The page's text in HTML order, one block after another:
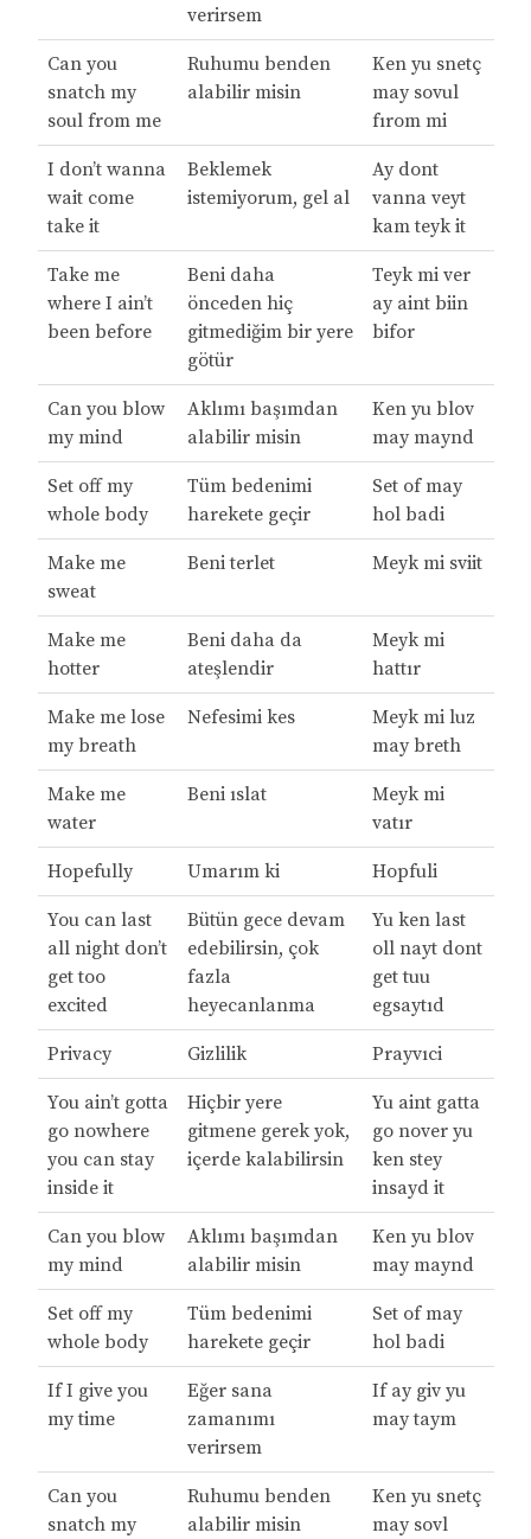
verirsem
Can you
snatch my
soul from me
Ruhumu benden
alabilir misin
Ken yu snetç
may sovul
fırom mi
I don’t wanna
wait come
take it
Beklemek
istemiyorum, gel al
Ay dont
vanna veyt
kam teyk it
Take me
where I ain’t
been before
Beni daha
önceden hiç
gitmediğim bir yere
götür
Teyk mi ver
ay aint biin
bifor
Can you blow
my mind
Aklımı başımdan
alabilir misin
Ken yu blov
may maynd
Set off my
whole body
Tüm bedenimi
harekete geçir
Set of may
hol badi
Make me
sweat
Beni terlet Meyk mi sviit
Make me
hotter
Beni daha da
ateşlendir
Meyk mi
hattır
Make me lose
my breath
Nefesimi kes
Meyk mi luz
may breth
Make me
water
Beni ıslat
Meyk mi
vatır
Hopefully Umarım ki Hopfuli
You can last
all night don’t
get too
excited
Bütün gece devam
edebilirsin, çok
fazla
heyecanlanma
Yu ken last
oll nayt dont
get tuu
egsaytıd
Privacy Gizlilik Prayvıci
You ain’t gotta
go nowhere
you can stay
inside it
Hiçbir yere
gitmene gerek yok,
içerde kalabilirsin
Yu aint gatta
go nover yu
ken stey
insayd it
Can you blow
my mind
Aklımı başımdan
alabilir misin
Ken yu blov
may maynd
Set off my
whole body
Tüm bedenimi
harekete geçir
Set of may
hol badi
If I give you
my time
Eğer sana
zamanımı
verirsem
If ay giv yu
may taym
Can you
snatch my
Ruhumu benden
alabilir misin
Ken yu snetç
may sovl